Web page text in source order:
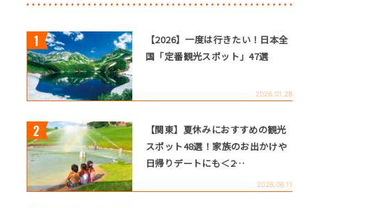
【2026】一度は行きたい！日本全
国「定番観光スポット」47選
2026.01.28
【関東】夏休みにおすすめの観光
スポット48選！家族のお出かけや
日帰りデートにも＜2…
2026.06.11